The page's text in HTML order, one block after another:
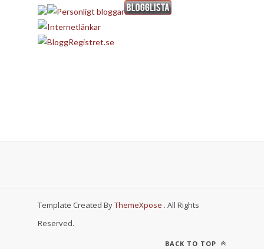
Template Created ByThemeXpose . All Rights
Reserved.
BACK TO TOP